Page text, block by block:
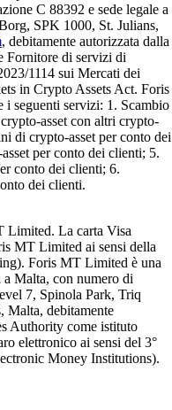
C 88392 e sede legale a
SPK 1000, St. Julians,
, debitamente autorizzata dalla
Fornitore di servizi di
1114 sui Mercati dei
in Crypto Assets Act. Foris
seguenti servizi: 1. Scambio
asset con altri crypto-
di crypto-asset per conto dei
per conto dei clienti; 5.
conto dei clienti; 6.
dei clienti.
Limited. La carta Visa
MT Limited ai sensi della
Foris MT Limited è una
a Malta, con numero di
7, Spinola Park, Triq
debitamente
Authority come istituto
elettronico ai sensi del 3°
Money Institutions).